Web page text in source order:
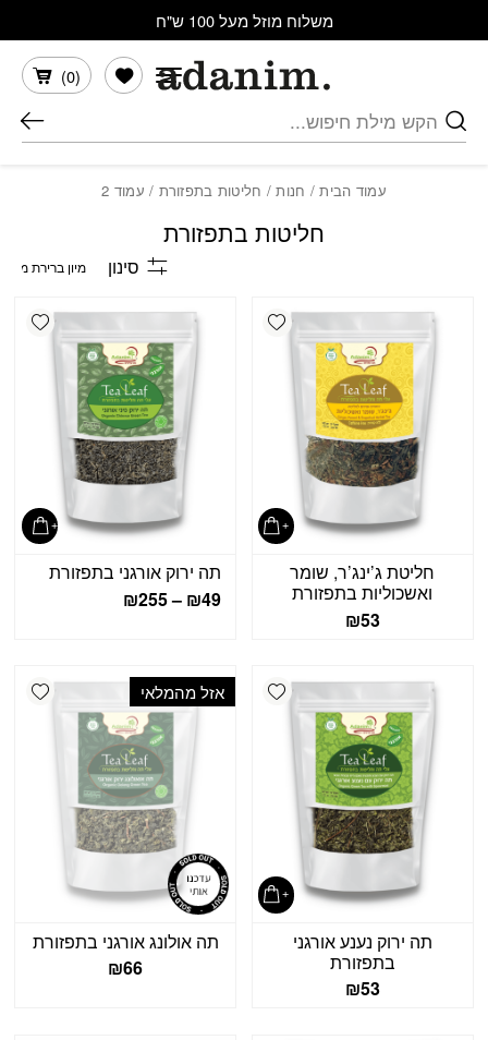
משלוח מוזל מעל 100 ש"ח
חיפוש
(
0
)
הרשימה שלי
עמוד הבית/ חנות/ חליטות בתפזורת / עמוד 2
חליטות בתפזורת
סינון
Add wishlist
חליטת ג’ינג’ר, שומר
ואשכוליות בתפזורת
₪53
תה ירוק אורגני בתפזורת
₪49
–
₪255
Add wishlist
תה ירוק נענע אורגני
בתפזורת
₪53
אזל מהמלאי
תה אולונג אורגני בתפזורת
₪66